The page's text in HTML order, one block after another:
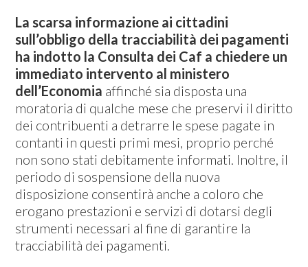
La scarsa informazione ai cittadini
sull’obbligo della tracciabilità dei pagamenti
ha indotto la Consulta dei Caf a chiedere un
immediato intervento al ministero
dell’Economia affinché sia disposta una
moratoria di qualche mese che preservi il diritto
dei contribuenti a detrarre le spese pagate in
contanti in questi primi mesi, proprio perché
non sono stati debitamente informati. Inoltre, il
periodo di sospensione della nuova
disposizione consentirà anche a coloro che
erogano prestazioni e servizi di dotarsi degli
strumenti necessari al fine di garantire la
tracciabilità dei pagamenti.